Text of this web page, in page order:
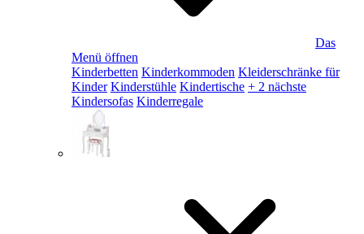
Das
Menü öffnen
Kinderbetten Kinderkommoden Kleiderschränke für
Kinder Kinderstühle Kindertische + 2 nächste
Kindersofas Kinderregale